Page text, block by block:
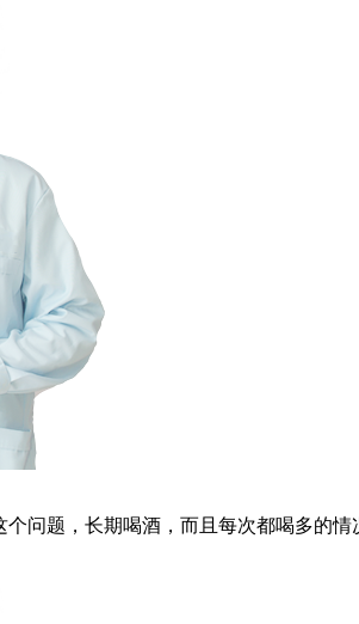
问题，长期喝酒，而且每次都喝多的